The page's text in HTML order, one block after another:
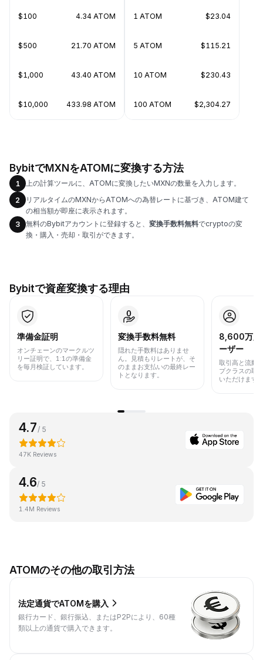
$100 4.34 ATOM
$500 21.70 ATOM
$1,000 43.40 ATOM
$10,000 433.98 ATOM
1 ATOM $23.04
5 ATOM $115.21
10 ATOM $230.43
100 ATOM $2,304.27
BybitでMXNをATOMに変換する方法
1
上の計算ツールに、ATOMに変換したいMXNの数量を入力します。
2
リアルタイムのMXNからATOMへの為替レートに基づき、ATOM建て
の相当額が即座に表示されます。
3
無料のBybitアカウントに登録すると、 変換手数料無料でcryptoの変
換・購入・売却・取引ができます。
Bybitで資産変換する理由
準備金証明
オンチェーンのマークルツ
リー証明で、1:1の準備金
を毎月検証しています。
変換手数料無料
隠れた手数料はありませ
ん。見積もりレートが、そ
のままお支払いの最終レー
トとなります。
8,600万人
ーザー
取引高と流動
プクラスの取
いただけます
4.7/ 5
47K Reviews
4.6/ 5
1.4M Reviews
ATOMのその他の取引方法
法定通貨でATOMを購入
銀行カード、銀行振込、またはP2Pにより、60種
類以上の通貨で購入できます。